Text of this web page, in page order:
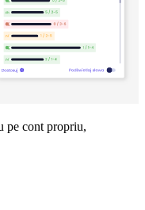
pe cont propriu,